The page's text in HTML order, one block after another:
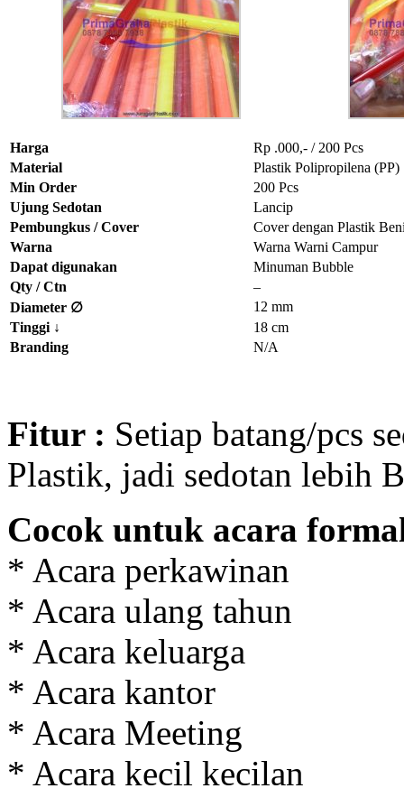
Harga
Rp .000,- / 200 Pcs
Material
Plastik Polipropilena (PP)
Min Order
200 Pcs
Ujung Sedotan
Lancip
Pembungkus / Cover
Cover dengan Plastik
Warna
Warna Warni Campur
Dapat digunakan
Minuman Bubble
Qty / Ctn
–
Diameter ∅
12 mm
Tinggi ↓
18 cm
Branding
N/A
Fitur : Setiap batang/pcs
Plastik, jadi sedotan lebih
Cocok untuk acara
* Acara perkawinan
* Acara ulang tahun
* Acara keluarga
* Acara kantor
* Acara Meeting
* Acara kecil kecilan